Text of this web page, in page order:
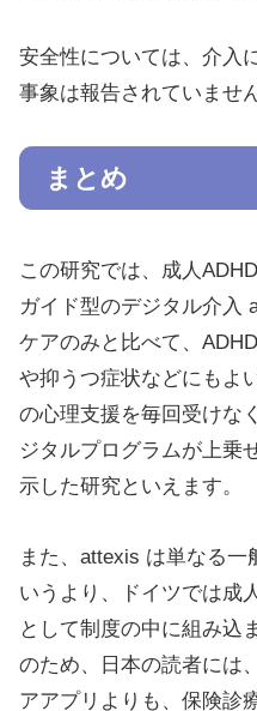
安全性については、介入
事象は報告されていませ
まとめ
この研究では、成人
ガイド型のデジタル介入
ケアのみと比べて、
や抑うつ症状などにもよ
の心理支援を毎回受けな
ジタルプログラムが上乗
示した研究といえます。
また、attexis は単なる一
いうより、ドイツでは成
として制度の中に組み込
のため、日本の読者には
アアプリよりも、保険診